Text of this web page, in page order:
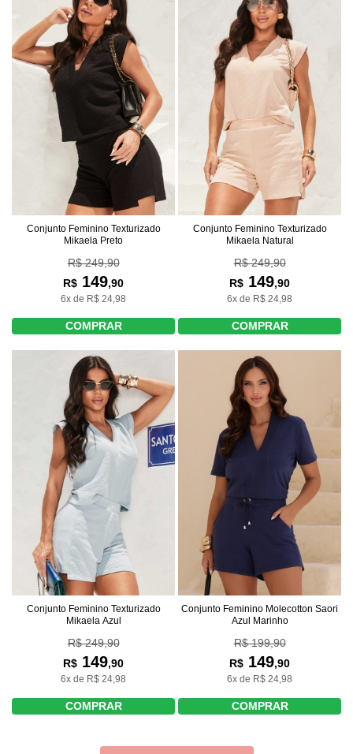
Conjunto Feminino Texturizado
Mikaela Preto
R$ 249,90
R$ 149,90
6x de R$ 24,98
COMPRAR
Conjunto Feminino Texturizado
Mikaela Natural
R$ 249,90
R$ 149,90
6x de R$ 24,98
COMPRAR
Conjunto Feminino Texturizado
Mikaela Azul
R$ 249,90
R$ 149,90
6x de R$ 24,98
COMPRAR
Conjunto Feminino Molecotton Saori
Azul Marinho
R$ 199,90
R$ 149,90
6x de R$ 24,98
COMPRAR